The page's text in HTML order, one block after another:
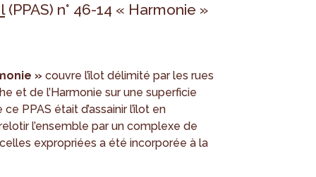
(PPAS) n° 46-14 « Harmonie »
» couvre l’îlot délimité par les rues
et de l’Harmonie sur une superficie
PPAS était d’assainir l’îlot en
l’ensemble par un complexe de
expropriées a été incorporée à la